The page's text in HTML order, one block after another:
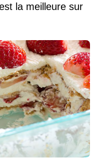
la meilleure sur